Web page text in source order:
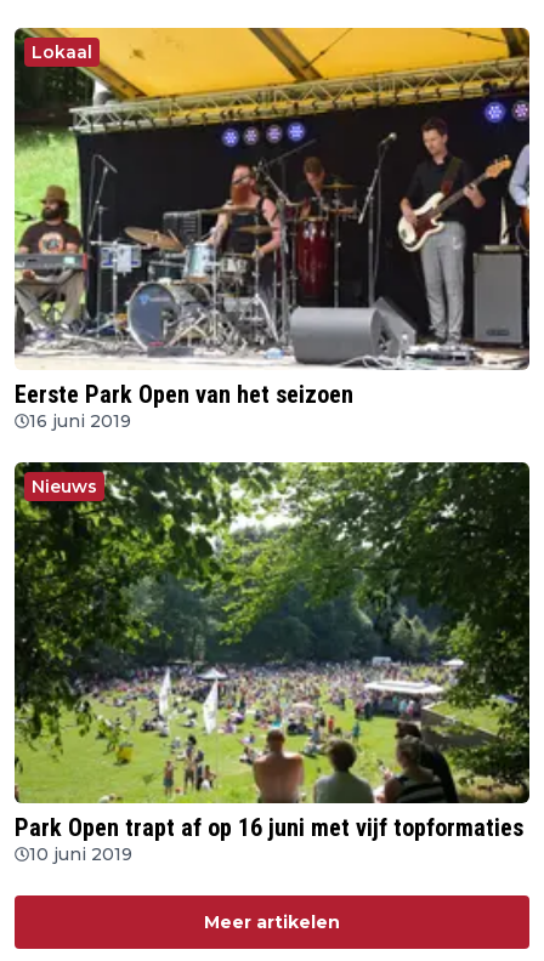
Lokaal
Eerste Park Open van het seizoen
16 juni 2019
Nieuws
Park Open trapt af op 16 juni met vijf topformaties
10 juni 2019
Meer artikelen